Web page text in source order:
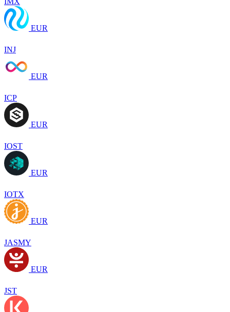
EUR
INJ
EUR
ICP
EUR
IOST
EUR
IOTX
EUR
JASMY
EUR
JST